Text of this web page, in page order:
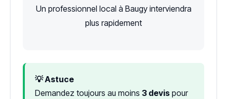
Un professionnel local à Baugy interviendra
plus rapidement
💡 Astuce
Demandez toujours au moins 3 devis pour